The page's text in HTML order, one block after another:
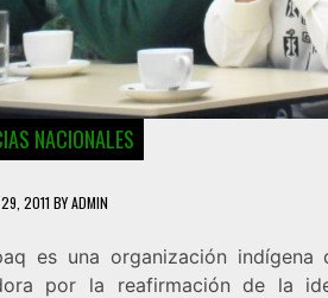
NACIONALES
2011 BYADMIN
es una organización
por la reafirmación de la